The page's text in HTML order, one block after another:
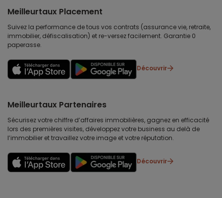
Meilleurtaux Placement
Suivez la performance de tous vos contrats (assurance vie, retraite,
immobilier, défiscalisation) et re-versez facilement. Garantie 0
paperasse.
Découvrir
Meilleurtaux Partenaires
Sécurisez votre chiffre d’affaires immobilières, gagnez en efficacité
lors des premières visites, développez votre business au delà de
l’immobilier et travaillez votre image et votre réputation.
Découvrir